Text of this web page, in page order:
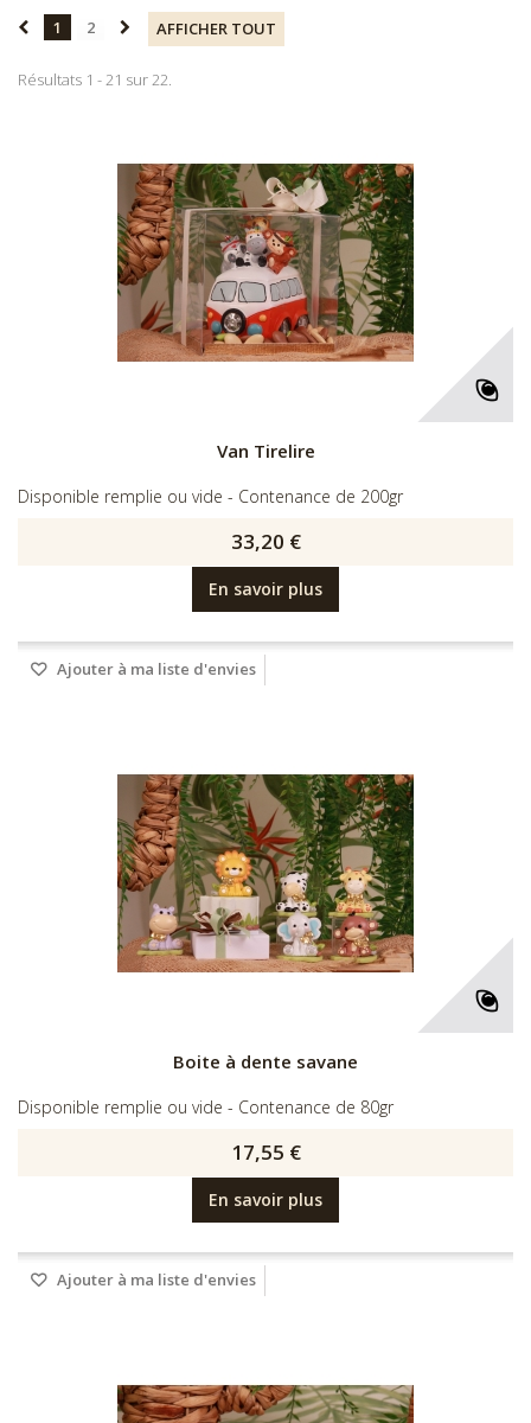
AFFICHER TOUT
1 2
Résultats 1 - 21 sur 22.
Van Tirelire
Disponible remplie ou vide - Contenance de 200gr
33,20 €
En savoir plus
Ajouter à ma liste d'envies
Boite à dente savane
Disponible remplie ou vide - Contenance de 80gr
17,55 €
En savoir plus
Ajouter à ma liste d'envies